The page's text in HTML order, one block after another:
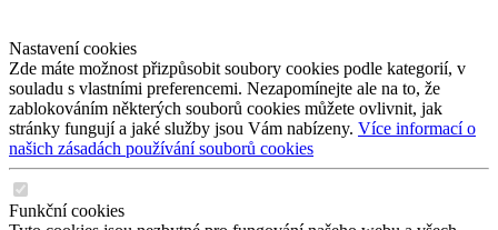
Nastavení cookies
Zde máte možnost přizpůsobit soubory cookies podle kategorií, v
souladu s vlastními preferencemi. Nezapomínejte ale na to, že
zablokováním některých souborů cookies můžete ovlivnit, jak
stránky fungují a jaké služby jsou Vám nabízeny. Více informací o
našich zásadách používání souborů cookies
Funkční cookies